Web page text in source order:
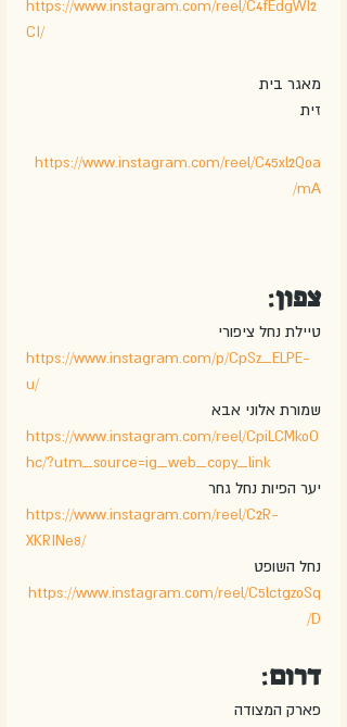
https://www.instagram.com/reel/C4fEdgWI2
CI/
מאגר בית
זית
https://www.instagram.com/reel/C45xl2Qoa
mA/
צפון:
טיילת נחל ציפורי
https://www.instagram.com/p/CpSz_ELPE-
u/
שמורת אלוני אבא
https://www.instagram.com/reel/CpiLCMkoO
hc/?utm_source=ig_web_copy_link
יער הפיות נחל גחר
https://www.instagram.com/reel/C2R-
XKRINe8/
נחל השופט
https://www.instagram.com/reel/C5lctgzoSq
D/
דרום:
פארק המצודה